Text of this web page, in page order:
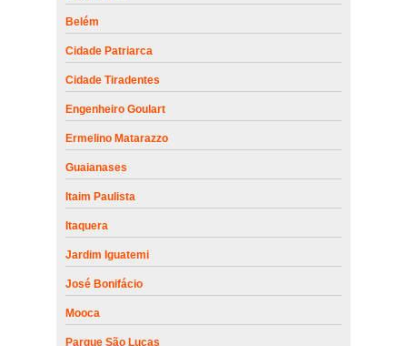
Belém
Cidade Patriarca
Cidade Tiradentes
Engenheiro Goulart
Ermelino Matarazzo
Guaianases
Itaim Paulista
Itaquera
Jardim Iguatemi
José Bonifácio
Mooca
Parque São Lucas